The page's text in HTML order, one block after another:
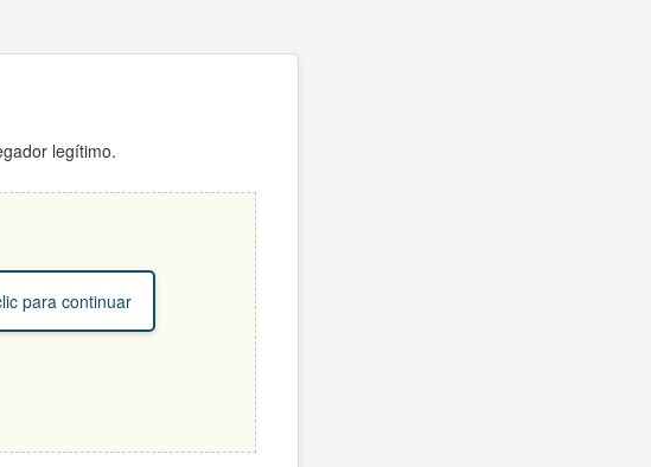
legítimo.
para continuar